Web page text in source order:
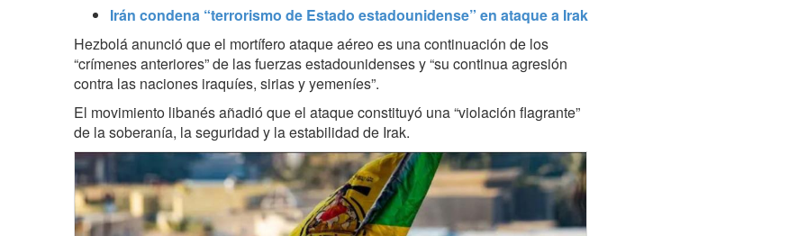
Irán condena “terrorismo de Estado estadounidense” en ataque a Irak
Hezbolá anunció que el mortífero ataque aéreo es una continuación de los
“crímenes anteriores” de las fuerzas estadounidenses y “su continua agresión
contra las naciones iraquíes, sirias y yemeníes”.
El movimiento libanés añadió que el ataque constituyó una “violación flagrante”
de la soberanía, la seguridad y la estabilidad de Irak.